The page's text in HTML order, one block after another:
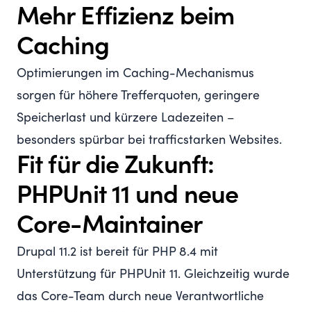
Mehr Effizienz beim
Caching
Optimierungen im Caching-Mechanismus
sorgen für höhere Trefferquoten, geringere
Speicherlast und kürzere Ladezeiten –
besonders spürbar bei trafficstarken Websites.
Fit für die Zukunft:
PHPUnit 11 und neue
Core-Maintainer
Drupal 11.2 ist bereit für PHP 8.4 mit
Unterstützung für PHPUnit 11. Gleichzeitig wurde
das Core-Team durch neue Verantwortliche